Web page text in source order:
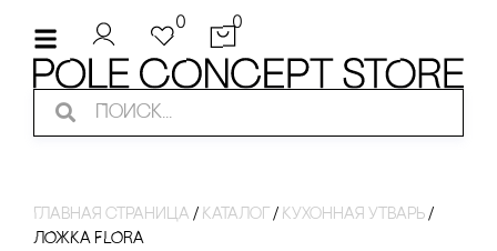
0 0
Главная страница / Каталог / Кухонная утварь /
ЛОЖКА FLORA